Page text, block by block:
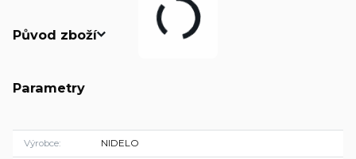
Původ zboží
Parametry
Výrobce NIDELO